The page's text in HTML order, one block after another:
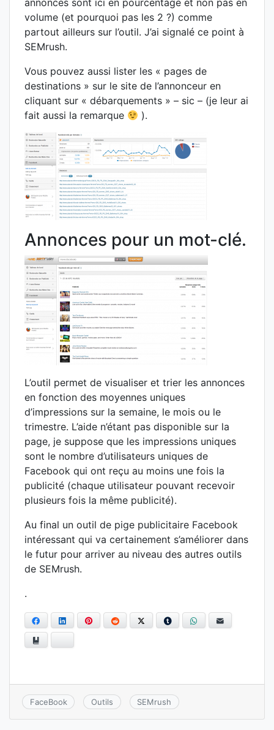
annonces sont ici en pourcentage et non pas en
volume (et pourquoi pas les 2 ?) comme
partout ailleurs sur l’outil. J’ai signalé ce point à
SEMrush.
Vous pouvez aussi lister les « pages de
destinations » sur le site de l’annonceur en
cliquant sur « débarquements » – sic – (je leur ai
fait aussi la remarque
).
Annonces pour un mot-clé.
L’outil permet de visualiser et trier les annonces
en fonction des moyennes uniques
d’impressions sur la semaine, le mois ou le
trimestre. L’aide n’étant pas disponible sur la
page, je suppose que les impressions uniques
sont le nombre d’utilisateurs uniques de
Facebook qui ont reçu au moins une fois la
publicité (chaque utilisateur pouvant recevoir
plusieurs fois la même publicité).
Au final un outil de pige publicitaire Facebook
intéressant qui va certainement s’améliorer dans
le futur pour arriver au niveau des autres outils
de SEMrush.
.
FacebookLinkedIn Pinterest Reddit Twitter Tumblr WhatsApp
FaceBook Outils SEMrush